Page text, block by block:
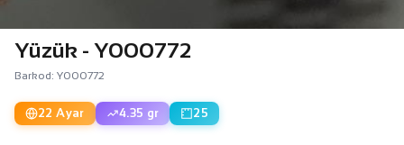
Yüzük - Y000772
Barkod: Y000772
22 Ayar 4.35 gr 25